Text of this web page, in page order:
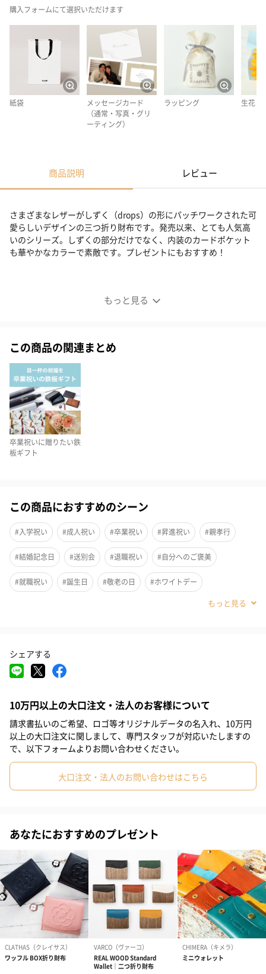
購入フォームにて選択いただけます
紙袋
メッセージカード
（通常・写真・グリ
ーティング）
ラッピング 生花
商品説明 レビュー
もっと見る
さまざまなレザーがしずく（drops）の形にパッチワークされた可
愛らしいデザインの三つ折り財布です。発売以来、とても人気高
いのシリーズ。しずくの部分だけでなく、内装のカードポケット
も華やかなカラーで素敵です。プレゼントにもおすすめ！
発売以来、とても人気高いのシリーズ。
しずくの部分だけでなく、内装のカードポケットも華やかなカラ
女性へのプレゼントに喜ばれること間違いなしです！
カラーバリエーション
ブラックⅡ
ブランドについて
デザイナー津森千里が好きなもの、興味のある事を、自由な発想
で素直に表現したブランドです。
ガーリィでセクシー、大人のためのファンタジーがあふれる、ハ
この商品の関連まとめ
卒業祝いに贈りたい鉄
板ギフト
この商品におすすめのシーン
#入学祝い #成人祝い #卒業祝い #昇進祝い #親孝行
#結婚記念日 #送別会 #退職祝い #自分へのご褒美
#就職祝い #誕生日 #敬老の日 #ホワイトデー
#お礼
#小学生高学年の女の子
#部下女性
#同僚女性 #上司女性 #祖母 #母親 #妻 #女性
#女友達 #10代 #20代前半 #20代後半 #30代 #40代
#50代 #70代
シェアする
10万円以上の大口注文・法人のお客様について
請求書払いのご希望、ロゴ等オリジナルデータの名入れ、10万円
以上の大口注文に関しまして、専門スタッフが対応いたしますの
で、以下フォームよりお問い合わせください。
大口注文・法人のお問い合わせはこちら
あなたにおすすめのプレゼント